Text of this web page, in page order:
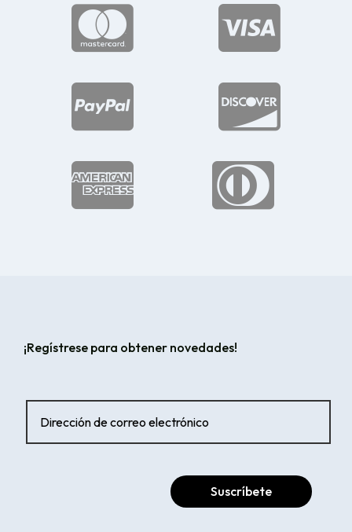






¡Regístrese para obtener novedades!
Suscríbete